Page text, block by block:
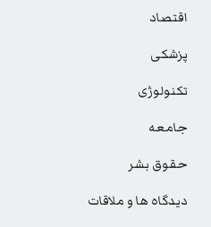
اقتصاد
پزشکی
تکنولوژی
جامعه
حقوق بشر
دیدگاه ها و ملاقات